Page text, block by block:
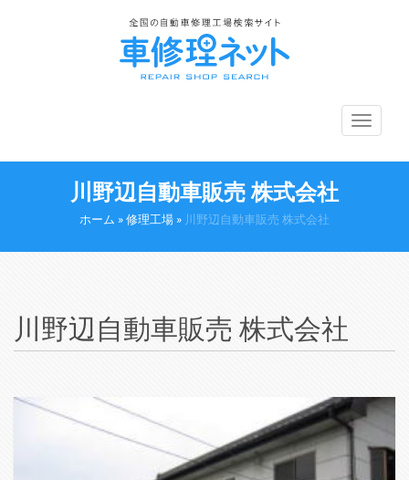
メ
ニ
ュ
え
川野辺自動車販売 株式会社
ホーム » 修理工場 » 川野辺自動車販売 株式会社
川野辺自動車販売 株式会社